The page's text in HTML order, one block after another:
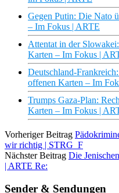
Gegen Putin: Die Nato
– Im Fokus | ARTE
Attentat in der
Karten – Im Fokus |
Deutschland-
offenen Karten – Im
Trumps Gaza-Plan:
Karten – Im Fokus |
Vorheriger Beitrag
wir richtig | STRG_F
Nächster Beitrag Die
| ARTE Re:
Sender & Sendungen